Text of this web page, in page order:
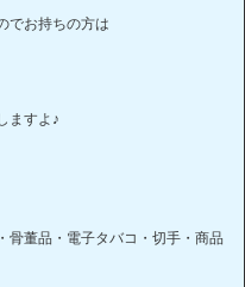
でお持ちの方は
ますよ♪
骨董品・電子タバコ・切手・商品